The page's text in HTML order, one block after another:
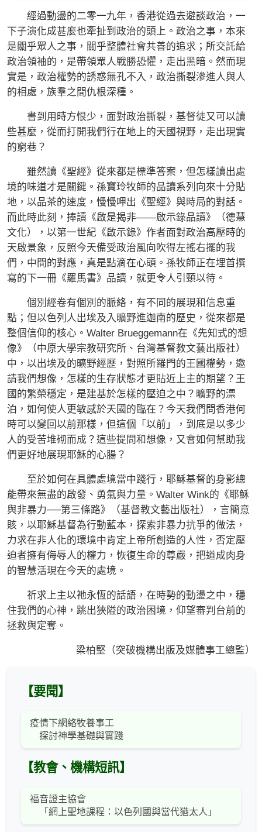
經過動盪的二零一九年，香港從過去避談政治，一
下子演化成甚麼也牽扯到政治的頭上。政治之事，本來
是關乎眾人之事，關乎整體社會共善的追求；所交託給
政治領袖的，是帶領眾人戰勝恐懼，走出黑暗。然而現
實是，政治權勢的誘惑無孔不入，政治撕裂滲進人與人
的相處，族羣之間仇根深種。
書到用時方恨少，面對政治撕裂，基督徒又可以讀
些甚麼，從而打開我們行在地上的天國視野，走出現實
的窮巷？
雖然讀《聖經》從來都是標準答案，但怎樣讀出處
境的味道才是關鍵。孫寶玲牧師的品讀系列向來十分貼
地，以品茶的速度，慢慢呷出《聖經》與時局的對話。
而此時此刻，捧讀《啟是揭非——啟示錄品讀》（德慧
文化），以第一世紀《啟示錄》作者面對政治高壓時的
天啟景象，反照今天備受政治風向吹得左搖右擺的我
們，中間的對應，真是點滴在心頭。孫牧師正在埋首撰
寫的下一冊《羅馬書》品讀，就更令人引頸以待。
個別經卷有個別的脈絡，有不同的展現和信息重
點；但以色列人出埃及入曠野進迦南的歷史，從來都是
整個信仰的核心。Walter Brueggemann在《先知式的想
像》（中原大學宗教研究所、台灣基督教文藝出版社）
中，以出埃及的曠野經歷，對照所羅門的王國權勢，邀
請我們想像，怎樣的生存狀態才更貼近上主的期望？王
國的繁榮穩定，是建基於怎樣的壓迫之中？曠野的漂
泊，如何使人更敏感於天國的臨在？今天我們問香港何
時可以變回以前那樣，但這個「以前」，到底是以多少
人的受苦堆砌而成？這些提問和想像，又會如何幫助我
們更好地展現耶穌的心腸？
至於如何在具體處境當中踐行，耶穌基督的身影總
能帶來無盡的啟發、勇氣與力量。Walter Wink的《耶穌
與非暴力──第三條路》（基督教文藝出版社），言簡意
賅，以耶穌基督為行動藍本，探索非暴力抗爭的做法，
力求在非人化的環境中肯定上帝所創造的人性，否定壓
迫者擁有侮辱人的權力，恢復生命的尊嚴，把道成肉身
的智慧活現在今天的處境。
祈求上主以祂永恆的話語，在時勢的動盪之中，穩
住我們的心神，跳出狹隘的政治困境，仰望審判台前的
拯救與定奪。
梁柏堅（突破機構出版及媒體事工總監）
【要聞】
疫情下網絡牧養事工
探討神學基礎與實踐
【教會、機構短訊】
福音證主協會
「網上聖地課程：以色列國與當代猶太人」